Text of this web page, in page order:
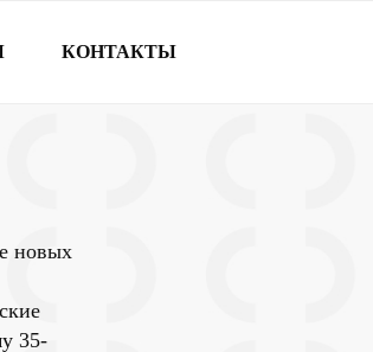
КОНТАКТЫ
новых
35-